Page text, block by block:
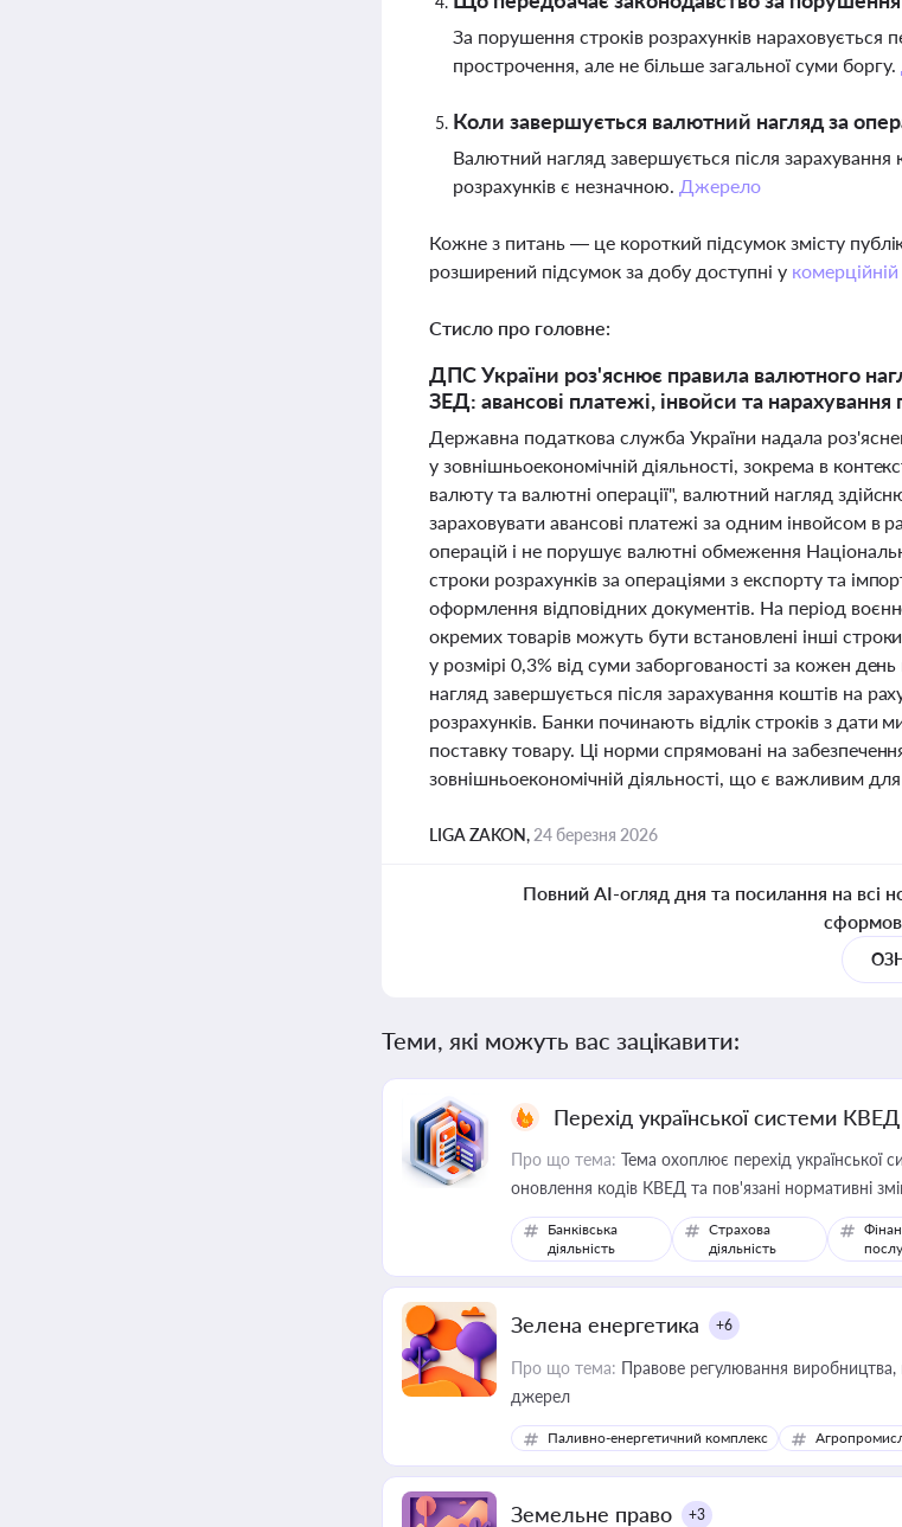
За порушення строків розрахунків нараховується
прострочення, але не більше загальної суми боргу.
Коли завершується валютний нагляд за
Валютний нагляд завершується після
розрахунків є незначною. Джерело
Кожне з питань — це короткий підсумок змісту
розширений підсумок за добу доступні у
Стисло про головне:
ДПС України роз'яснює правила валютного
ЗЕД: авансові платежі, інвойси та нарахування
Державна податкова служба України надала
у зовнішньоекономічній діяльності, зокрема в
валюту та валютні операції", валютний нагляд
зараховувати авансові платежі за одним інвойсом
операцій і не порушує валютні обмеження
строки розрахунків за операціями з експорту та
оформлення відповідних документів. На період
окремих товарів можуть бути встановлені інші
у розмірі 0,3% від суми заборгованості за кожен
нагляд завершується після зарахування коштів на
розрахунків. Банки починають відлік строків з
поставку товару. Ці норми спрямовані на
зовнішньоекономічній діяльності, що є важливим
LIGA ZAKON, 24 березня 2026
Повний AI-огляд дня та посилання на всі
Теми, які можуть вас зацікавити:
Перехід української системи
Про що тема: Тема охоплює перехід української
оновлення кодів КВЕД та пов'язані нормативні
Банківська
діяльність
Страхова
діяльність
Зелена енергетика +6
Про що тема: Правове регулювання виробництва,
джерел
Паливно-енергетичний комплекс
Земельне право +3